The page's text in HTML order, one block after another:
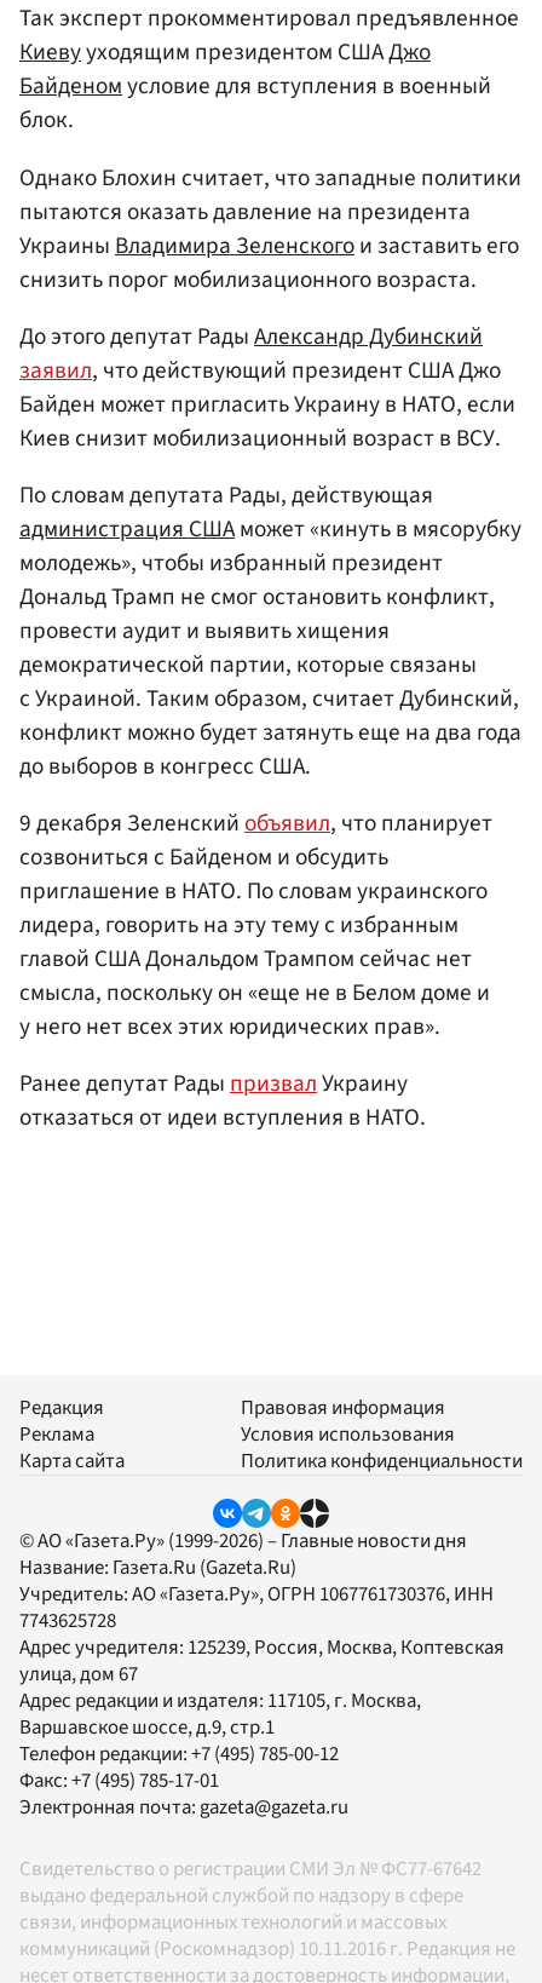
Так эксперт прокомментировал предъявленное
Киевууходящим президентом СШАДжо
Байденомусловие для вступления в военный
блок.
Однако Блохин считает, что западные политики
пытаются оказать давление на президента
Украины Владимира Зеленскогои заставить его
снизить порог мобилизационного возраста.
До этого депутат РадыАлександр Дубинский
заявил, что действующий президент США Джо
Байден может пригласить Украину в НАТО, если
Киев снизит мобилизационный возраст в ВСУ.
По словам депутата Рады, действующая
администрация СШАможет «кинуть в мясорубку
молодежь», чтобы избранный президент
Дональд Трамп не смог остановить конфликт,
провести аудит и выявить хищения
демократической партии, которые связаны
с Украиной. Таким образом, считает Дубинский,
конфликт можно будет затянуть еще на два года
до выборов в конгресс США.
9 декабря Зеленскийобъявил, что планирует
созвониться с Байденом и обсудить
приглашение в НАТО. По словам украинского
лидера, говорить на эту тему с избранным
главой США Дональдом Трампом сейчас нет
смысла, поскольку он «еще не в Белом доме и
у него нет всех этих юридических прав».
Ранее депутат РадыпризвалУкраину
отказаться от идеи вступления в НАТО.
Редакция
Реклама
Карта сайта
Правовая информация
Условия использования
Политика конфиденциальности
© АО «Газета.Ру» (1999-2026) – Главные новости дня
Название: Газета.Ru (Gazeta.Ru)
Учредитель:АО «Газета.Ру», ОГРН 1067761730376, ИНН
7743625728
Адрес учредителя: 125239, Россия, Москва, Коптевская
улица, дом 67
Адрес редакции и издателя: 117105, г. Москва,
Варшавское шоссе, д.9, стр.1
Телефон редакции:+7 (495) 785-00-12
Факс:+7 (495) 785-17-01
Электронная почта: gazeta@gazeta.ru
Свидетельство о регистрации СМИ Эл № ФС77-67642
выдано федеральной службой по надзору в сфере
связи, информационных технологий и массовых
коммуникаций (Роскомнадзор) 10.11.2016 г. Редакция не
несет ответственности за достоверность информации,